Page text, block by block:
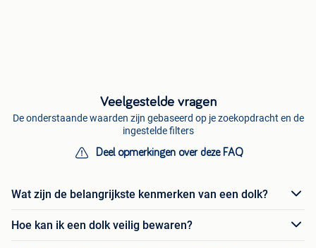
Veelgestelde vragen
De onderstaande waarden zijn gebaseerd op je zoekopdracht en de
ingestelde filters
Deel opmerkingen over deze FAQ
Wat zijn de belangrijkste kenmerken van een dolk?
Hoe kan ik een dolk veilig bewaren?